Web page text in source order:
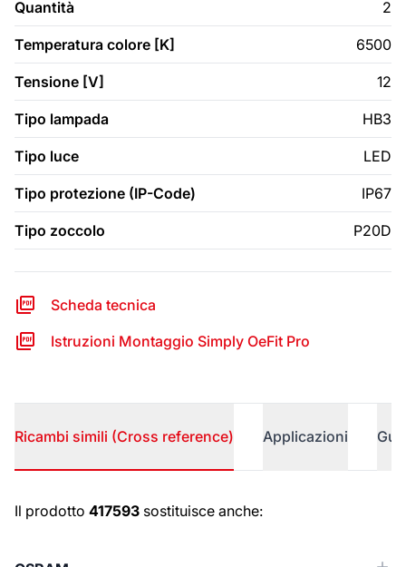
Quantità 2
Temperatura colore [K] 6500
Tensione [V] 12
Tipo lampada HB3
Tipo luce LED
Tipo protezione (IP-Code) IP67
Tipo zoccolo P20D
Scheda tecnica
Istruzioni Montaggio Simply OeFit Pro
Ricambi simili (Cross reference) Applicazioni
Ricambi simili (Cross reference)
Il prodotto 417593 sostituisce anche: